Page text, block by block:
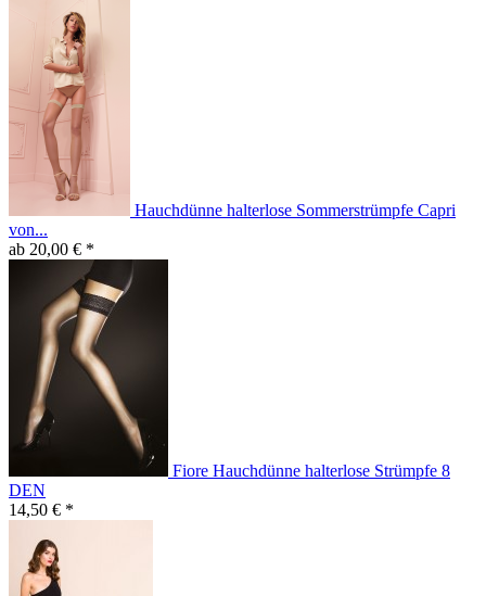
Hauchdünne halterlose Sommerstrümpfe Capri
von...
ab 20,00 € *
Fiore Hauchdünne halterlose Strümpfe 8
DEN
14,50 € *